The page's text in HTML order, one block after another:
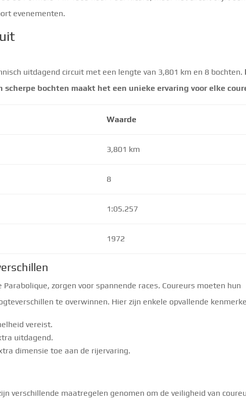
evenementen.
uitdagend circuit met een lengte van 3,801 km en 8 bochten.
bochten maakt het een unieke ervaring voor elke
Waarde
3,801 km
8
1:05.257
1972
zorgen voor spannende races. Coureurs moeten hun
te overwinnen. Hier zijn enkele opvallende
vereist.
uitdagend.
dimensie toe aan de rijervaring.
verschillende maatregelen genomen om de veiligheid van